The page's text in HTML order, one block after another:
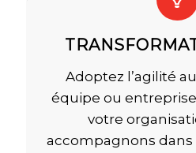
Adoptez l’agilité
équipe ou
votre
accompagnons dans